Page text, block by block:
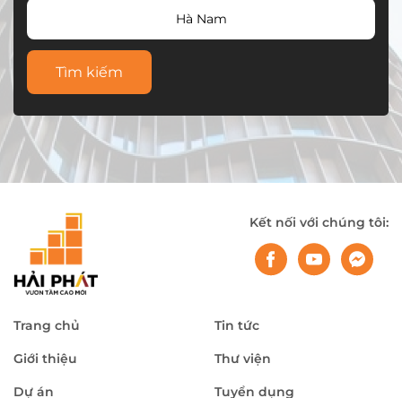
Hà Nam
Tìm kiếm
Kết nối với chúng tôi:
Trang chủ
Giới thiệu
Dự án
Tin tức
Thư viện
Tuyển dụng